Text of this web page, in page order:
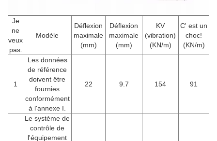
Je
ne
veux
pas.
Modèle
Déflexion
maximale
(mm)
Déflexion
maximale
(mm)
KV
(vibration)
(KN/m)
C' est un
choc!
(KN/m)
1
Les données
de référence
doivent être
fournies
conformément
à l'annexe I.
22 9.7 154 91
Le système de
contrôle de
l'équipement